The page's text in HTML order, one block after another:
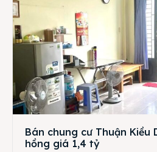
Bán chung cư Thuận Kiều
hồng giá 1,4 tỷ